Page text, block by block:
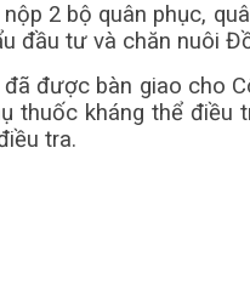
2 bộ quân phục,
đầu tư và chăn nuôi
được bàn giao cho
thuốc kháng thể
tra.